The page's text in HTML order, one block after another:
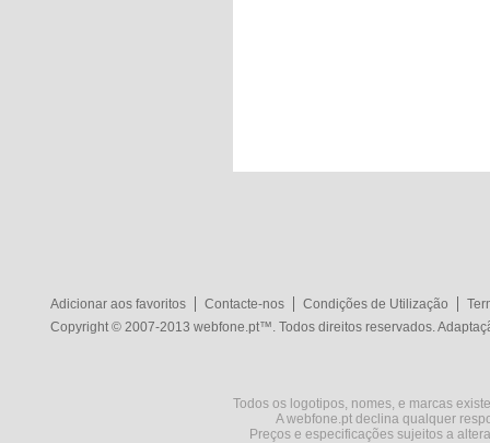
Adicionar aos favoritos Contacte-nos Condições de Utilização
Copyright © 2007-2013 webfone.pt™. Todos direitos reservados.
Todos os logotipos, nomes, e marcas
A webfone.pt declina qualquer
Preços e especificações sujeitos a